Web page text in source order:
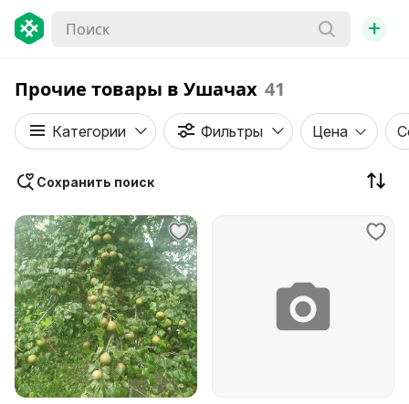
+
Прочие товары в Ушачах 41
Категории Фильтры Цена
Сохранить поиск